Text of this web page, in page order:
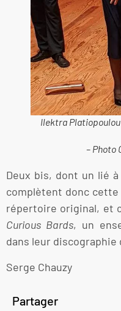
Ilektra Platiopoulou
– Photo
Deux bis, dont un lié
complètent donc cette
répertoire original, et
Curious Bards, un
dans leur discographie
Serge Chauzy
Partager